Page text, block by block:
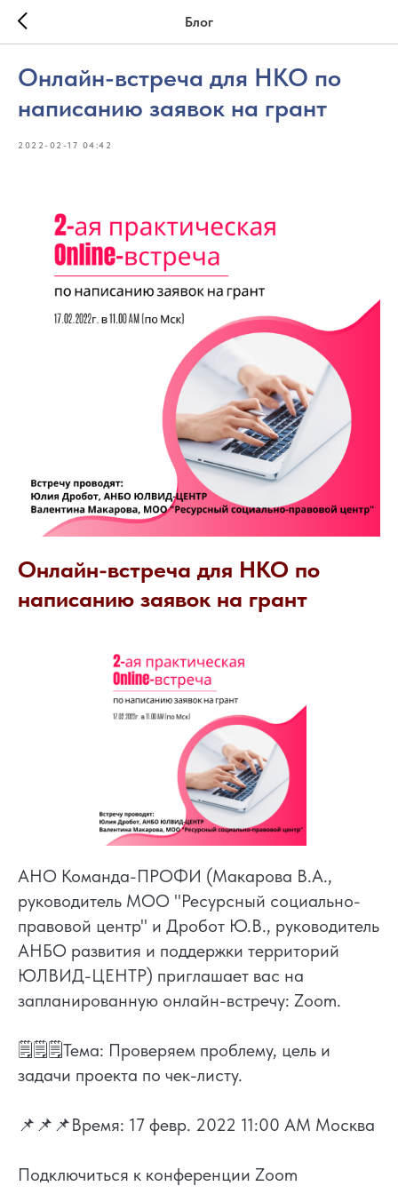
Блог
Онлайн-встреча для НКО по
написанию заявок на грант
2022-02-17 04:42
Онлайн-встреча для НКО по
написанию заявок на грант
АНО Команда-ПРОФИ (Макарова В.А.,
руководитель МОО "Ресурсный социально-
правовой центр" и Дробот Ю.В., руководитель
АНБО развития и поддержки территорий
ЮЛВИД-ЦЕНТР) приглашает вас на
запланированную онлайн-встречу: Zoom.
🗒️🗒️🗒️Тема: Проверяем проблему, цель и
задачи проекта по чек-листу.
📌📌📌Время: 17 февр. 2022 11:00 AM Москва
Подключиться к конференции Zoom